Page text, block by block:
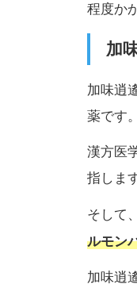
程度か
加
加味逍
薬です。
漢方医
指しま
そして
ルモン
加味逍